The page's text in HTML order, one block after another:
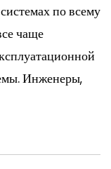
по всему
чаще
Инженеры,